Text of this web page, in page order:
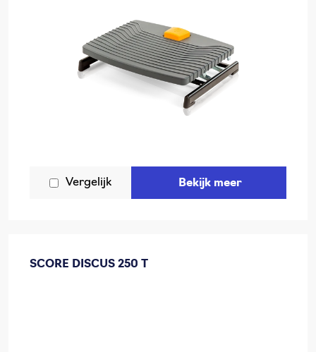
Vergelijk Bekijk meer
SCORE DISCUS 250 T